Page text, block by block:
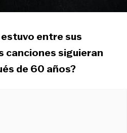
entre sus
canciones siguieran
de 60 años?